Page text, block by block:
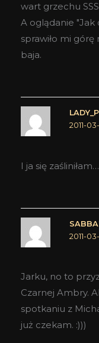
wart grzechu
A oglądanie "Jak
sprawiło mi górę
baja.
2011-
I ja się
2011-
Jarku, no to
Czarnej Ambry.
spotkaniu z
już czekam. :)))